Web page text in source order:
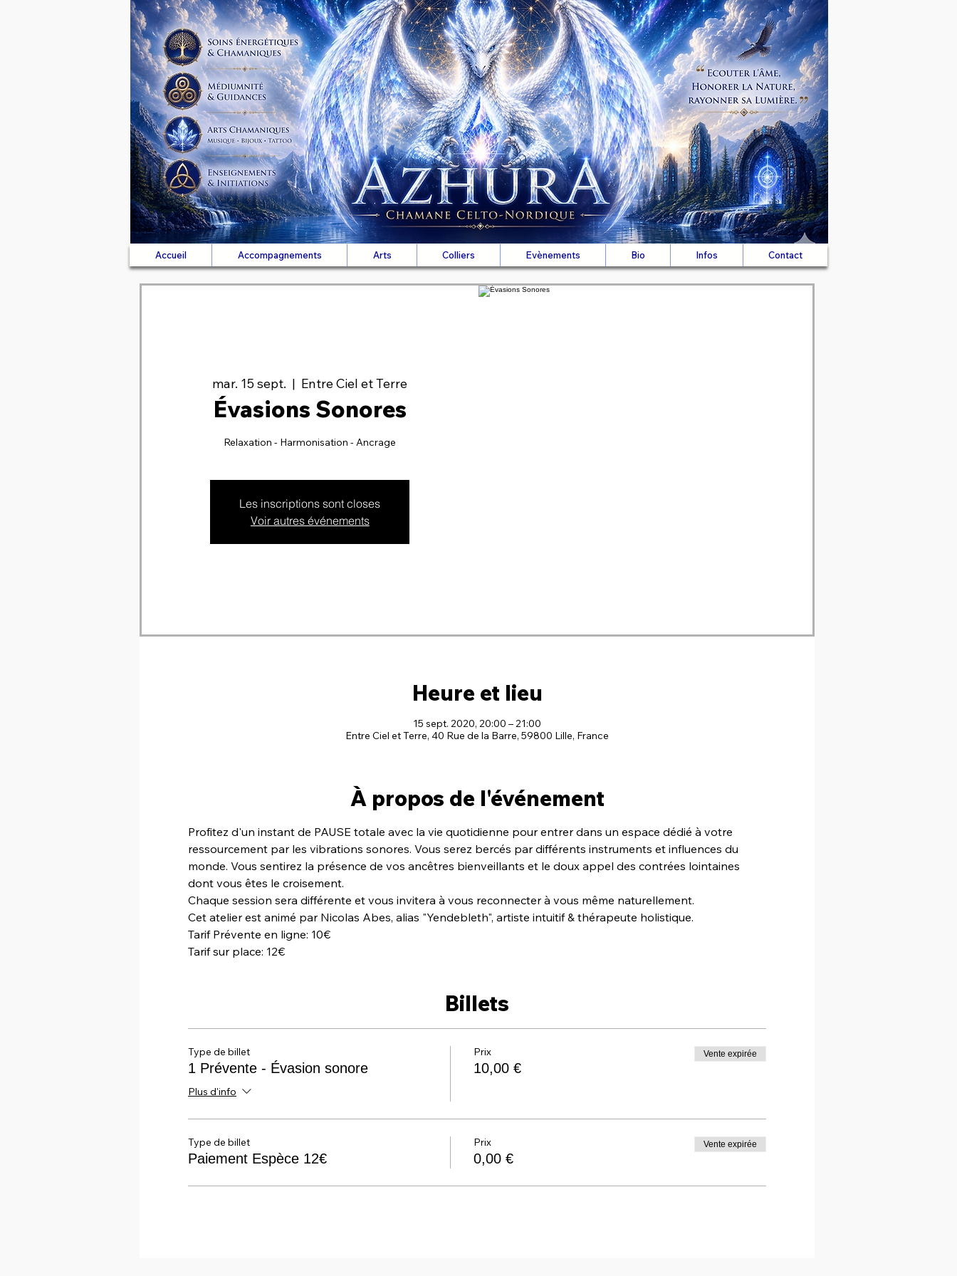
Accueil Accompagnements Arts Colliers Evènements Bio Infos Contact
mar. 15 sept.
  |
Entre Ciel et Terre
Évasions Sonores
Relaxation - Harmonisation - Ancrage
Les inscriptions sont closes
Voir autres événements
Heure et lieu
15 sept. 2020, 20:00 – 21:00
Entre Ciel et Terre, 40 Rue de la Barre, 59800 Lille, France
À propos de l'événement
Profitez d'un instant de PAUSE totale avec la vie quotidienne pour entrer dans un espace dédié à votre
ressourcement par les vibrations sonores. Vous serez bercés par différents instruments et influences du
monde. Vous sentirez la présence de vos ancêtres bienveillants et le doux appel des contrées lointaines
dont vous êtes le croisement.
Chaque session sera différente et vous invitera à vous reconnecter à vous même naturellement.
Cet atelier est animé par Nicolas Abes, alias "Yendebleth", artiste intuitif & thérapeute holistique.
Tarif Prévente en ligne: 10€
Tarif sur place: 12€
Billets
Type de billet
1 Prévente - Évasion sonore
Plus d'info
Prix
10,00 €
Vente expirée
Type de billet
Paiement Espèce 12€
Prix
0,00 €
Vente expirée